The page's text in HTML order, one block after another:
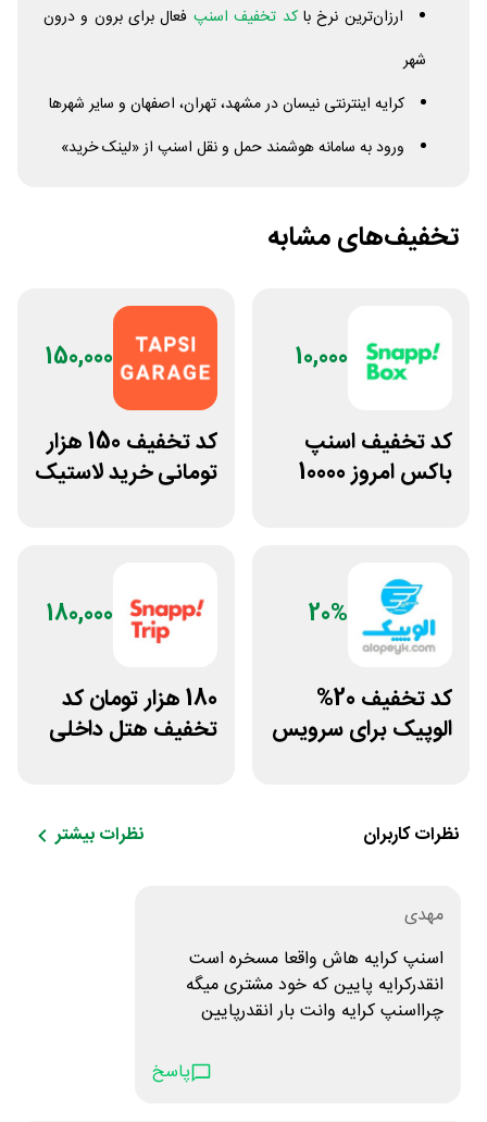
ارزان‌ترین نرخ باکد تخفیف اسنپ فعال برای برون و درون
شهر
کرایه اینترنتی نیسان در مشهد، تهران، اصفهان و سایر شهرها
ورود به سامانه هوشمند حمل و نقل اسنپ از «لینک خرید»
تخفیف‌های مشابه
10,000
کد تخفیف اسنپ
باکس امروز 10000
150,000
کد تخفیف 150 هزار
تومانی خرید لاستیک
20%
کد تخفیف 20%
الوپیک برای سرویس
180,000
180 هزار تومان کد
تخفیف هتل داخلی
نظرات کاربران نظرات بیشتر
مهدی
اسنپ کرایه هاش واقعا مسخره است
انقدرکرایه پایین که خود مشتری میگه
چرااسنپ کرایه وانت بار انقدرپایین
پاسخ